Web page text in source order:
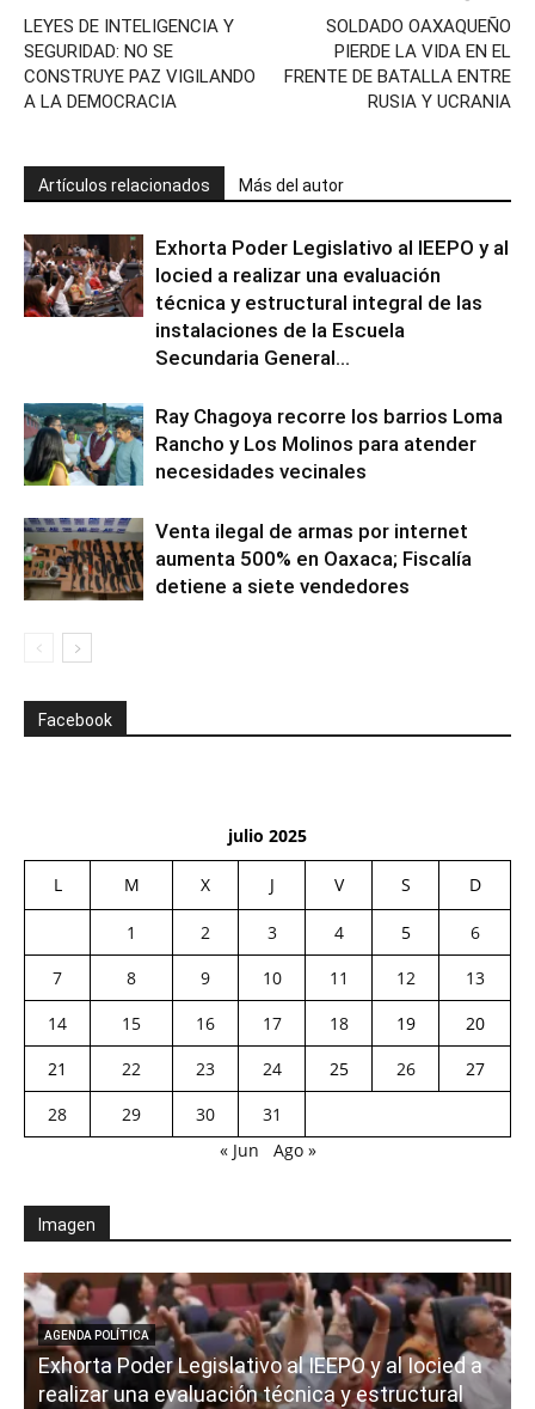
LEYES DE INTELIGENCIA Y
SEGURIDAD: NO SE
CONSTRUYE PAZ VIGILANDO
A LA DEMOCRACIA
SOLDADO OAXAQUEÑO
PIERDE LA VIDA EN EL
FRENTE DE BATALLA ENTRE
RUSIA Y UCRANIA
Artículos relacionados Más del autor
Exhorta Poder Legislativo al IEEPO y al
Iocied a realizar una evaluación
técnica y estructural integral de las
instalaciones de la Escuela
Secundaria General...
Ray Chagoya recorre los barrios Loma
Rancho y Los Molinos para atender
necesidades vecinales
Venta ilegal de armas por internet
aumenta 500% en Oaxaca; Fiscalía
detiene a siete vendedores
Facebook
julio 2025
L M X J V S D
1 2 3 4 5
6
7
8 9 10 11 12
13
14
15 16 17 18 19
20
21
22 23 24 25 26
27
28
29 30
31
« Jun
Ago »
Imagen
AGENDA POLÍTICA
Exhorta Poder Legislativo al IEEPO y al Iocied a
realizar una evaluación técnica y estructural